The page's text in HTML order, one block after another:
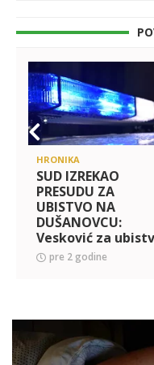
HRONIKA
SUD IZREKAO
PRESUDU ZA
UBISTVO NA
DUŠANOVCU:
Vesković za
Blaža Đurovića
osuđen na 15
pre 2 godine